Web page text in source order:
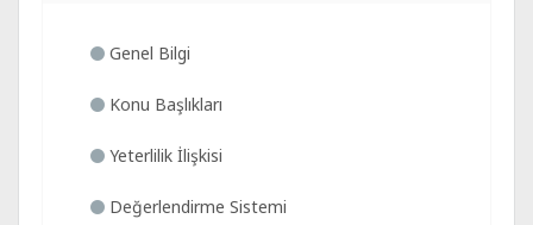
Genel Bilgi
Konu Başlıkları
Yeterlilik İlişkisi
Değerlendirme Sistemi